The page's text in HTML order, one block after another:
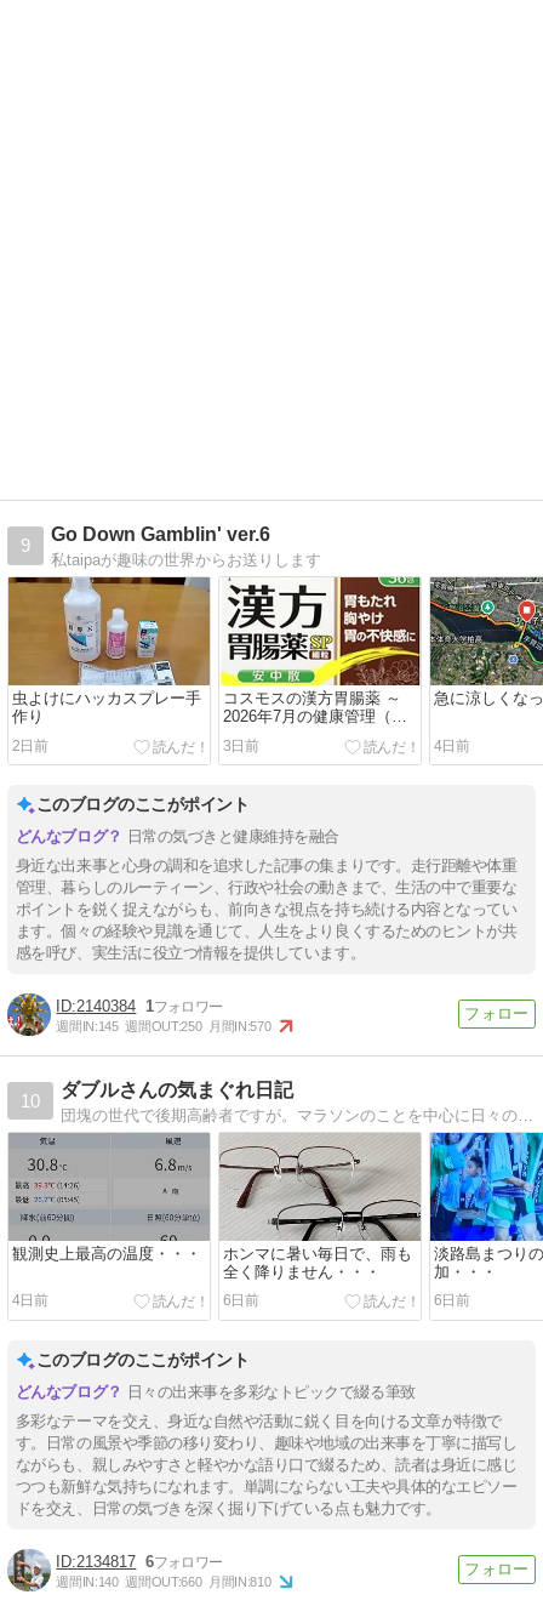
9
Go Down Gamblin' ver.6
私taipaが趣味の世界からお送りします
虫よけにハッカスプレー手
作り
2日前
コスモスの漢方胃腸薬 ～
2026年7月の健康管理（続
き）
3日前
急に涼しくな
4日前
このブログのここがポイント
日常の気づきと健康維持を融合
身近な出来事と心身の調和を追求した記事の集まりです。走行距離や体重
管理、暮らしのルーティーン、行政や社会の動きまで、生活の中で重要な
ポイントを鋭く捉えながらも、前向きな視点を持ち続ける内容となってい
ます。個々の経験や見識を通じて、人生をより良くするためのヒントが共
感を呼び、実生活に役立つ情報を提供しています。
2140384 1
週間IN:145 週間OUT:250 月間IN:570
10
ダブルさんの気まぐれ日記
団塊の世代で後期高齢者ですが。マラソンのことを中心に日々の出来事を「気まぐれ」に書いています。
観測史上最高の温度・・・
4日前
ホンマに暑い毎日で、雨も
全く降りません・・・
6日前
淡路島まつり
加・・・
6日前
このブログのここがポイント
日々の出来事を多彩なトピックで綴る筆致
多彩なテーマを交え、身近な自然や活動に鋭く目を向ける文章が特徴で
す。日常の風景や季節の移り変わり、趣味や地域の出来事を丁寧に描写し
ながらも、親しみやすさと軽やかな語り口で綴るため、読者は身近に感じ
つつも新鮮な気持ちになれます。単調にならない工夫や具体的なエピソー
ドを交え、日常の気づきを深く掘り下げている点も魅力です。
2134817 6
週間IN:140 週間OUT:660 月間IN:810
【Tips】気になるブログをフォロー。
登録不要。更新を逃さずキャッチ！